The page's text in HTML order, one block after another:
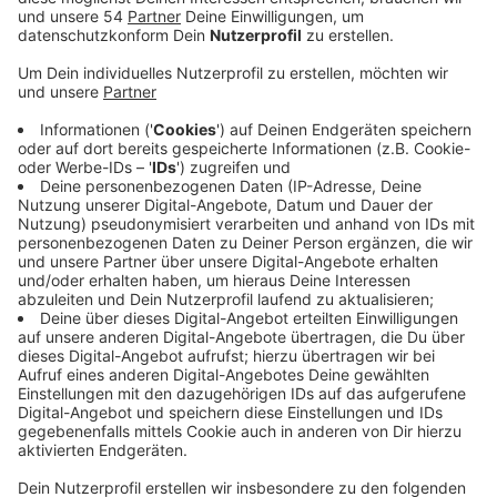
vermutlich alle. Es gab auch schon die ersten
Glückwunsch-Nachrichten auf seinem Handy.
Veröffentlicht:Dienstag, 01.10.2024 11:01
Anzeige
Comedy